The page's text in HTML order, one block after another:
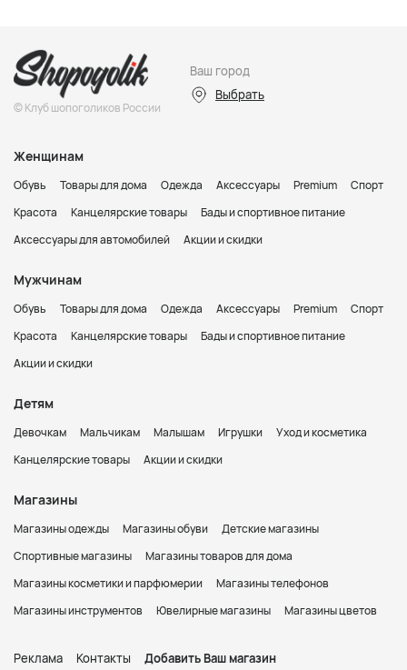
© Клуб шопоголиков России
Ваш город
Выбрать
Женщинам
Обувь Товары для дома Одежда Аксессуары Premium
Спорт
Красота
Канцелярские товары
Бады и спортивное питание
Аксессуары для автомобилей
Акции и скидки
Мужчинам
Обувь Товары для дома Одежда Аксессуары Premium
Спорт
Красота
Канцелярские товары
Бады и спортивное питание
Акции и скидки
Детям
Девочкам Мальчикам Малышам Игрушки
Уход и косметика
Канцелярские товары
Акции и скидки
Магазины
Магазины одежды Магазины обуви
Детские магазины
Спортивные магазины
Магазины товаров для дома
Магазины косметики и парфюмерии
Магазины телефонов
Магазины инструментов
Ювелирные магазины Магазины цветов
Реклама Контакты Добавить Ваш магазин